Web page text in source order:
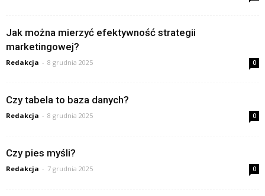
Jak można mierzyć efektywność strategii
marketingowej?
Redakcja - 8 grudnia 2025 0
Czy tabela to baza danych?
Redakcja - 8 grudnia 2025 0
Czy pies myśli?
Redakcja - 7 grudnia 2025 0